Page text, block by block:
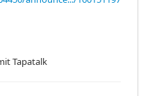
Tapatalk